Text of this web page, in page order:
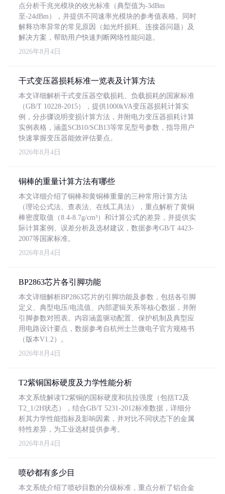
点分析千兆光模块的收光标准（典型值为-3dBm
至-24dBm），并提供不同速率光模块的参考值表格。同时
解释功率异常的常见原因（如光纤损耗、连接器问题）及
解决方案，帮助用户快速判断网络性能问题。
2026年8月4日
干式变压器损耗标准一览表及计算方法
本文详细解析干式变压器空载损耗、负载损耗的国家标准
（GB/T 10228-2015），提供1000kVA变压器损耗计算实
例，分步骤说明变损计算方法，并附电力变压器损耗计算
实例表格，涵盖SCB10/SCB13等常见型号参数，指导用户
快速掌握变压器能效评估要点。
2026年8月4日
铜棒的重量计算方法有哪些
本文详细介绍了铜棒和黄铜棒重量的三种常用计算方法
（理论公式法、查表法、在线工具法），重点解析了黄铜
棒密度取值（8.4-8.7g/cm³）和计算公式的差异，并提供实
际计算案例、误差分析及选材建议，数据参考GB/T 4423-
2007等国家标准。
2026年8月4日
BP2863芯片各引脚功能
本文详细解析BP2863芯片的引脚功能及参数，包括各引脚
定义、典型电压/电流值、内部逻辑关系等核心数据，并附
引脚参数对照表。内容涵盖驱动配置、保护机制及典型应
用电路设计要点，数据参考自杭州士兰微电子官方规格书
（版本V1.2）。
2026年8月4日
T2紫铜国标硬度及力学性能分析
本文系统解读T2紫铜的国标硬度和抗拉强度（包括T2及
T2_1/2H状态），结合GB/T 5231-2012标准数据，详细分
析其力学性能指标及影响因素，并对比不同状态下的金属
特性差异，为工业选材提供参考。
2026年8月4日
喷砂都有多少目
本文系统介绍了喷砂目数的分级标准，重点分析了铝合金